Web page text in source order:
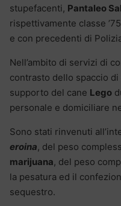
stupefacenti, Pantaleo
rispettivamente classe
e con precedenti di
Nell’ambito di servizi di
contrasto dello spaccio
supporto del cane Lego
personale e domiciliare
Sono stati rinvenuti
eroina, del peso
marijuana, del peso
la pesatura ed il
sequestro.